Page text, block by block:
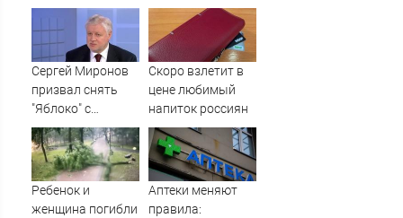
Москве 7 августа
жизнь отказом от
российского газа
Сергей Миронов
призвал снять
"Яблоко" с
выборов -
Новости на
Вести.ru
Скоро взлетит в
цене любимый
напиток россиян
Ребенок и
женщина погибли
Аптеки меняют
правила: